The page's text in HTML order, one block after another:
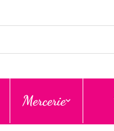
Mercerie